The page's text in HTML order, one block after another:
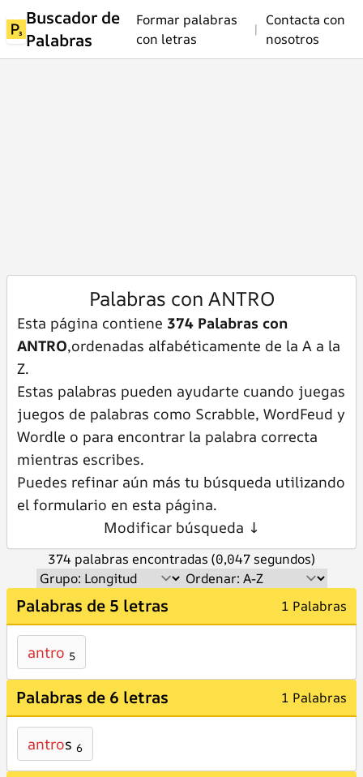
Buscador de
Palabras
Formar palabras
con letras
|
Contacta con
nosotros
Palabras con ANTRO
Esta página contiene 374 Palabras con
ANTRO,ordenadas alfabéticamente de la A a la
Z.
Estas palabras pueden ayudarte cuando juegas
juegos de palabras como Scrabble, WordFeud y
Wordle o para encontrar la palabra correcta
mientras escribes.
Puedes refinar aún más tu búsqueda utilizando
el formulario en esta página.
Modificar búsqueda ↓
374 palabras encontradas (0,047 segundos)
Palabras de 5 letras 1 Palabras
antro 5
Palabras de 6 letras 1 Palabras
antros 6